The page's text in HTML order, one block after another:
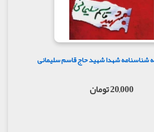
شناسنامه شهدا شهید حاج قاسم سلیمانی
20,000 تومان